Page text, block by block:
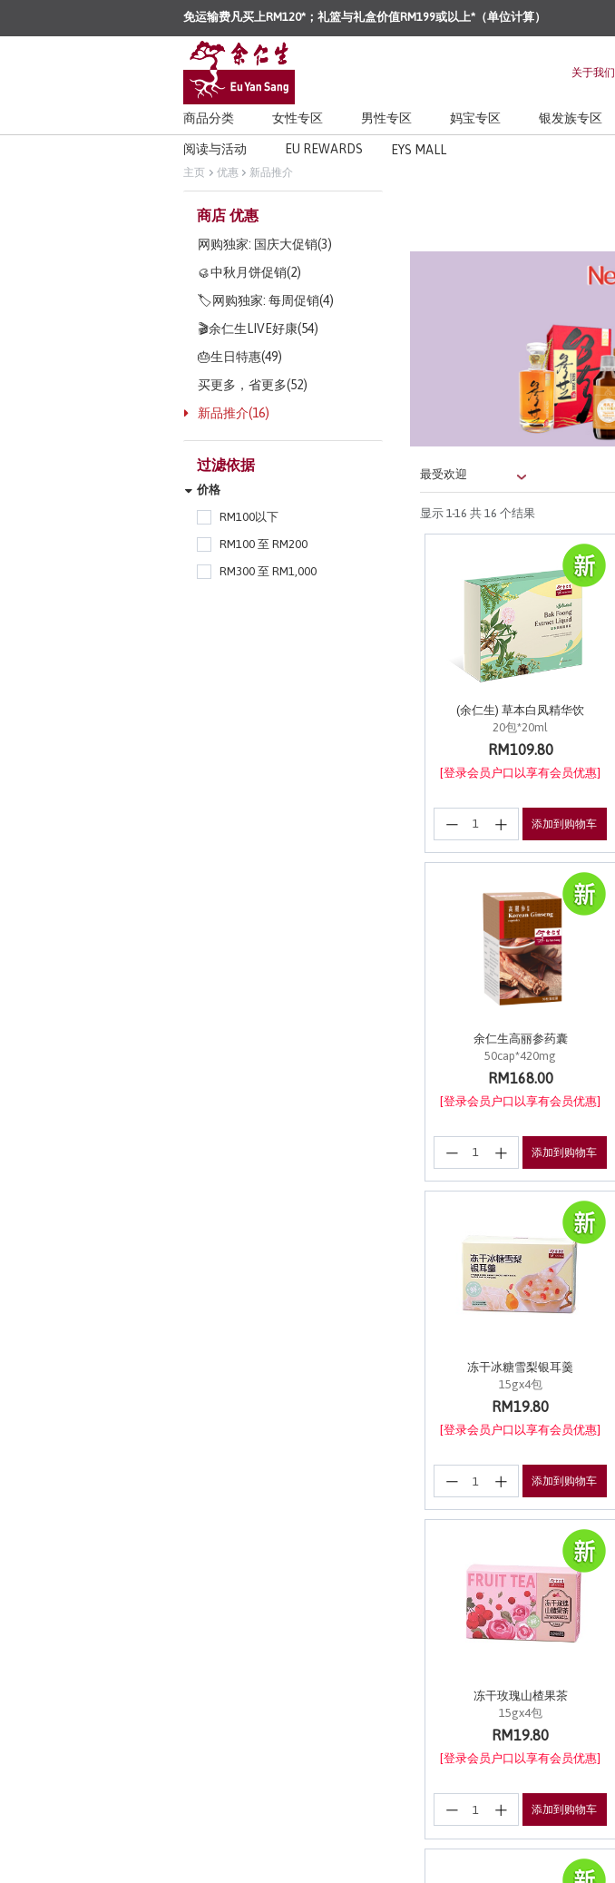
免运输费凡买上RM120*；礼篮与礼盒价值RM199或以上*（单位计算）
关于我们
商品分类 女性专区 男性专区 妈宝专区 银发族专区
阅读与活动 EU REWARDS EYS MALL
主页 优惠 新品推介
商店 优惠
网购独家: 国庆大促销(3)
🥮中秋月饼促销(2)
🏷️网购独家: 每周促销(4)
🎬余仁生LIVE好康(54)
🎂生日特惠(49)
买更多，省更多(52)
新品推介(16)
过滤依据
价格
RM100以下
RM100 至 RM200
RM300 至 RM1,000
显示 1-16 共 16 个结果
(余仁生) 草本白凤精华饮
20包*20ml
RM109.80
[登录会员户口以享有会员优惠]
添加到购物车
余仁生高丽参药囊
50cap*420mg
RM168.00
[登录会员户口以享有会员优惠]
添加到购物车
冻干冰糖雪梨银耳羹
15gx4包
RM19.80
[登录会员户口以享有会员优惠]
添加到购物车
冻干玫瑰山楂果茶
15gx4包
RM19.80
[登录会员户口以享有会员优惠]
添加到购物车